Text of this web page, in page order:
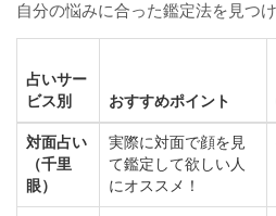
自分の悩みに合った鑑定法を見つ
占いサー
ビス別
おすすめポイント
対面占い
（千里
眼）
実際に対面で顔を見
て鑑定して欲しい人
にオススメ！